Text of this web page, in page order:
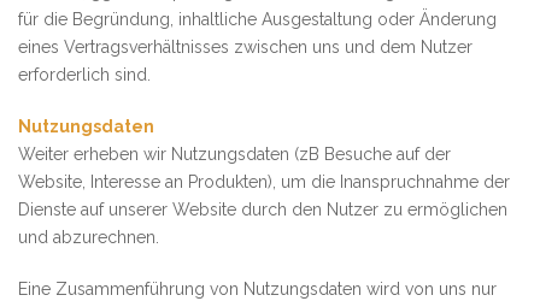
für die Begründung, inhaltliche Ausgestaltung oder Änderung
eines Vertragsverhältnisses zwischen uns und dem Nutzer
erforderlich sind.
Nutzungsdaten
Weiter erheben wir Nutzungsdaten (zB Besuche auf der
Website, Interesse an Produkten), um die Inanspruchnahme der
Dienste auf unserer Website durch den Nutzer zu ermöglichen
und abzurechnen.
Eine Zusammenführung von Nutzungsdaten wird von uns nur